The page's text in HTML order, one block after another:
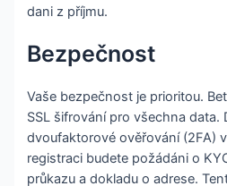
dani z příjmu.
Bezpečnost
Vaše bezpečnost je prioritou.
SSL šifrování pro všechna data.
dvoufaktorové ověřování (2FA)
registraci budete požádáni o
průkazu a dokladu o adrese.